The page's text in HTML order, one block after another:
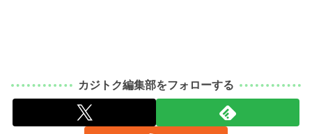
カジトク編集部をフォローする